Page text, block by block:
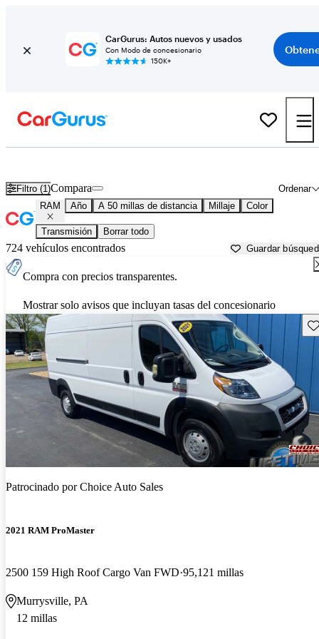
CarGurus: Autos nuevos y usados
Con Modo de concesionario
150K+
Filtro (1) Ordenar
Compara
RAM Año A 50 millas de distancia Millaje Color
Transmisión Borrar todo
724 vehículos encontrados Guardar
Compra con precios transparentes.
Mostrar solo avisos que incluyan tasas del concesionario
Patrocinado porChoice Auto Sales
2021 RAM ProMaster
2500 159 High Roof Cargo Van FWD 95,121 millas
Murrysville, PA
12 millas